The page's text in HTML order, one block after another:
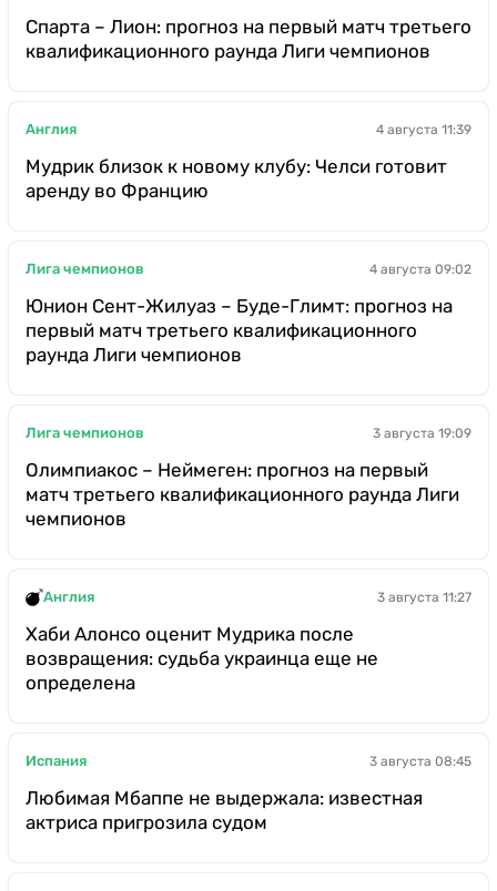
Спарта – Лион: прогноз на первый матч третьего
квалификационного раунда Лиги чемпионов
Англия 4 августа 11:39
Мудрик близок к новому клубу: Челси готовит
аренду во Францию
Лига чемпионов 4 августа 09:02
Юнион Сент-Жилуаз – Буде-Глимт: прогноз на
первый матч третьего квалификационного
раунда Лиги чемпионов
Лига чемпионов 3 августа 19:09
Олимпиакос – Неймеген: прогноз на первый
матч третьего квалификационного раунда Лиги
чемпионов
Англия 3 августа 11:27
Хаби Алонсо оценит Мудрика после
возвращения: судьба украинца еще не
определена
Испания 3 августа 08:45
Любимая Мбаппе не выдержала: известная
актриса пригрозила судом